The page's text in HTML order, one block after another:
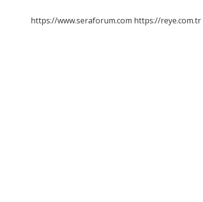
Çıkar
https://www.seraforum.com https://reye.com.tr